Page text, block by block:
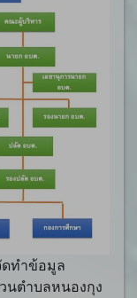
ดทำข้อมูล
นตำบลหนองกุง